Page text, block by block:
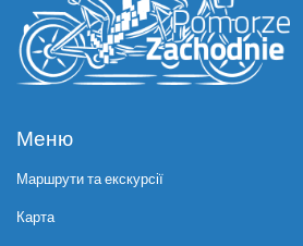
Меню
Маршрути та екскурсії
Карта